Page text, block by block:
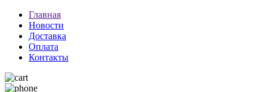
Главная
Новости
Доставка
Оплата
Контакты